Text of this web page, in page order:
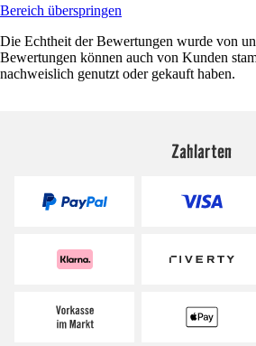
Bereich überspringen
Die Echtheit der Bewertungen wurde von
Bewertungen können auch von Kunden
nachweislich genutzt oder gekauft haben.
Zahlarten